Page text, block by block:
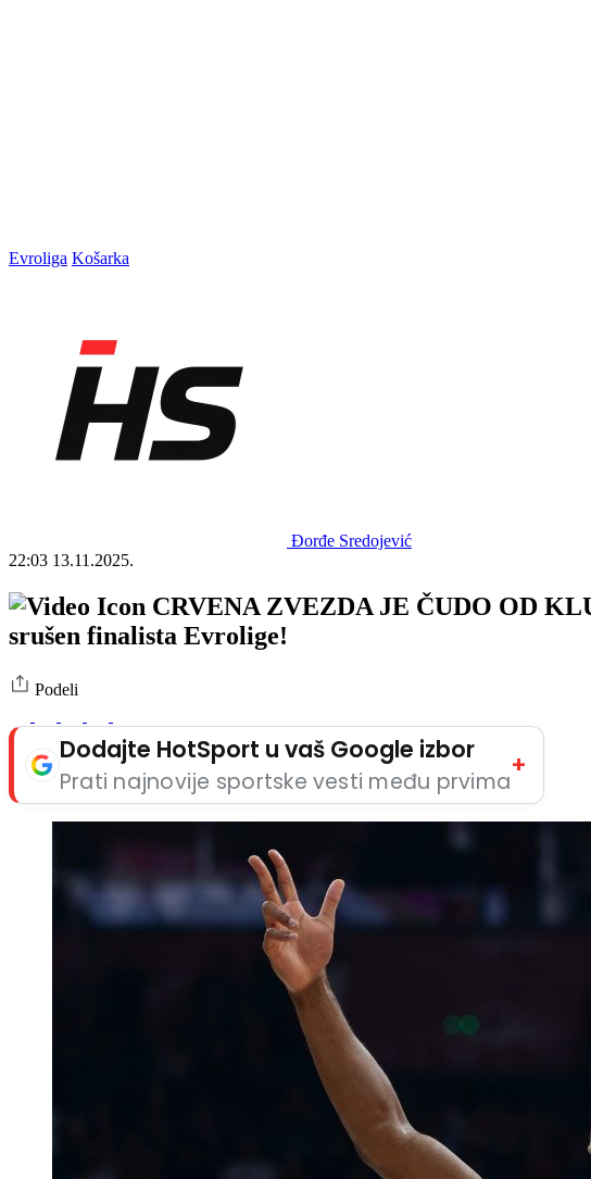
Evroliga Košarka
Đorđe Sredojević
22:03 13.11.2025.
CRVENA ZVEZDA JE ČUDO OD
srušen finalista Evrolige!
Podeli
Dodajte HotSport u vaš Google izbor
Prati najnovije sportske vesti među prvima
+